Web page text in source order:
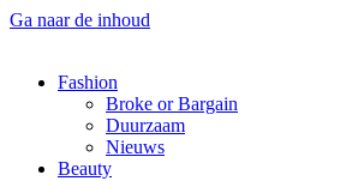
Ga naar de inhoud
Fashion
Broke or Bargain
Duurzaam
Nieuws
Beauty